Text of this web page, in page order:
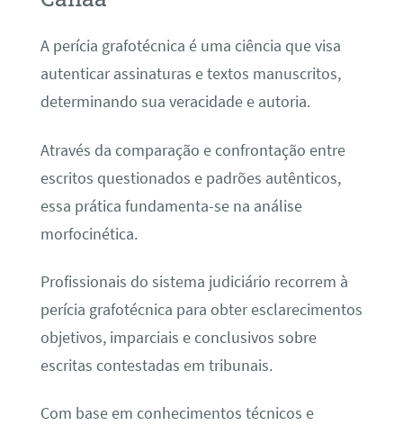
A perícia grafotécnica é uma ciência que visa
autenticar assinaturas e textos manuscritos,
determinando sua veracidade e autoria.
Através da comparação e confrontação entre
escritos questionados e padrões autênticos,
essa prática fundamenta-se na análise
morfocinética.
Profissionais do sistema judiciário recorrem à
perícia grafotécnica para obter esclarecimentos
objetivos, imparciais e conclusivos sobre
escritas contestadas em tribunais.
Com base em conhecimentos técnicos e